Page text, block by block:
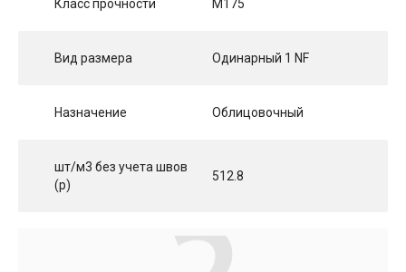
Класс прочности М175
Вид размера Одинарный 1 NF
Назначение Облицовочный
шт/м3 без учета швов
(p)
512.8